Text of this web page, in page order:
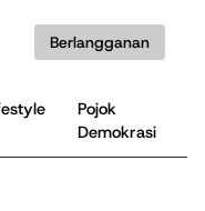
Berlangganan
Pojok
Demokrasi